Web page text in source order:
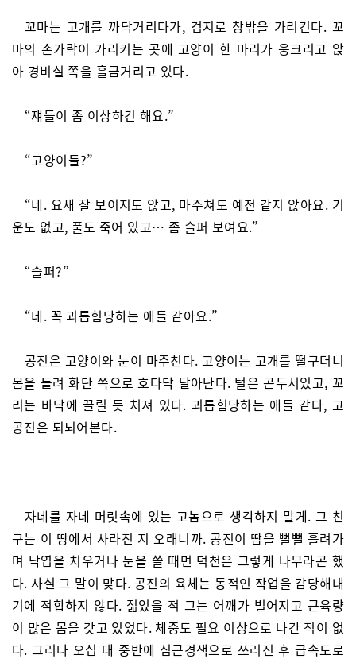
꼬마는 고개를 까닥거리다가, 검지로 창밖을 가리킨다. 꼬
마의 손가락이 가리키는 곳에 고양이 한 마리가 웅크리고 앉
아 경비실 쪽을 흘금거리고 있다.
“쟤들이 좀 이상하긴 해요.”
“고양이들?”
“네. 요새 잘 보이지도 않고, 마주쳐도 예전 같지 않아요. 기
운도 없고, 풀도 죽어 있고… 좀 슬퍼 보여요.”
“슬퍼?”
“네. 꼭 괴롭힘당하는 애들 같아요.”
공진은 고양이와 눈이 마주친다. 고양이는 고개를 떨구더니
몸을 돌려 화단 쪽으로 호다닥 달아난다. 털은 곤두서있고, 꼬
리는 바닥에 끌릴 듯 처져 있다. 괴롭힘당하는 애들 같다, 고
공진은 되뇌어본다.
자네를 자네 머릿속에 있는 고놈으로 생각하지 말게. 그 친
구는 이 땅에서 사라진 지 오래니까. 공진이 땀을 뻘뻘 흘려가
며 낙엽을 치우거나 눈을 쓸 때면 덕천은 그렇게 나무라곤 했
다. 사실 그 말이 맞다. 공진의 육체는 동적인 작업을 감당해내
기에 적합하지 않다. 젊었을 적 그는 어깨가 벌어지고 근육량
이 많은 몸을 갖고 있었다. 체중도 필요 이상으로 나간 적이 없
다. 그러나 오십 대 중반에 심근경색으로 쓰러진 후 급속도로